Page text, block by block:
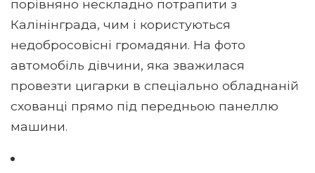
порівняно нескладно потрапити з
Калінінграда, чим і користуються
недобросовісні громадяни. На фото
автомобіль дівчини, яка зважилася
провезти цигарки в спеціально обладнаній
схованці прямо під передньою панеллю
машини.